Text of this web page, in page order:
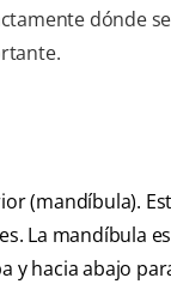
dónde
(mandíbula).
La mandíbula
y hacia abajo